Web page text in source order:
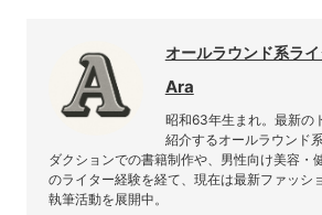
オールラウンド系ラ
Ara
昭和63年生まれ。最新の
紹介するオールラウンド
ダクションでの書籍制作や、男性向け美容・
のライター経験を経て、現在は最新ファッシ
執筆活動を展開中。